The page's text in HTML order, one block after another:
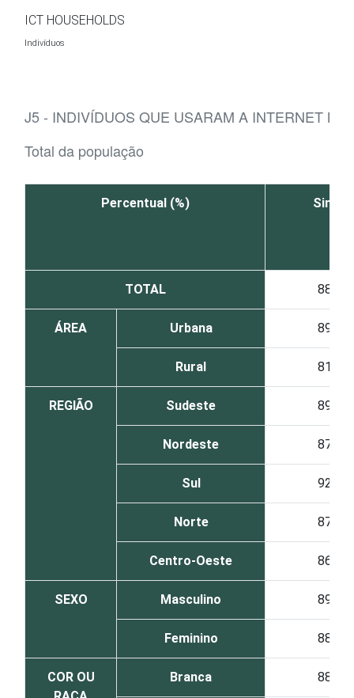
ICT HOUSEHOLDS
Indivíduos
J5 - INDIVÍDUOS QUE USARAM A INTERNET
Total da população
Percentual (%) Sim
TOTAL 88
ÁREA Urbana 89
Rural 81
REGIÃO Sudeste 89
Nordeste 87
Sul 92
Norte 87
Centro-Oeste 86
SEXO Masculino 89
Feminino 88
COR OU
Branca 88